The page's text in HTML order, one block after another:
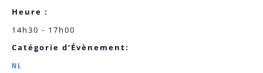
Heure :
14h30 - 17h00
Catégorie d’Évènement:
NL